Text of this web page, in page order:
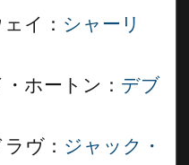
イ： シャーリ
ホートン： デブ
ヴ： ジャック・